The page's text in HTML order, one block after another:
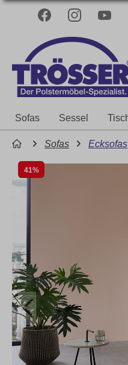
Sofas Sessel
Sofas Ecksofas
41%